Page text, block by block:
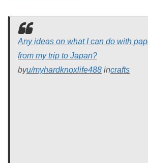
Any ideas on what I can do with
from my trip to Japan?
byu/myhardknoxlife488 incrafts